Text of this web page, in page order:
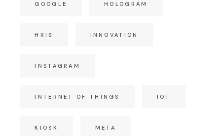
GOOGLE HOLOGRAM
HRIS INNOVATION
INSTAGRAM
INTERNET OF THINGS IOT
KIOSK META